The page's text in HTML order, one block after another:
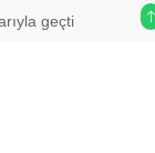
başarısı
6.535,00